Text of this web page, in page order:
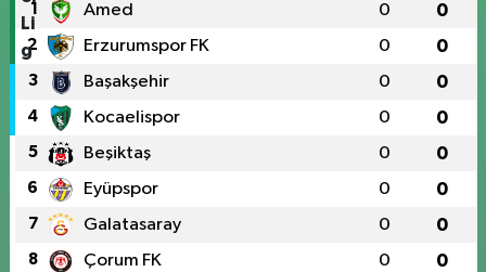
1 Amed 0 0
2 Erzurumspor FK 0 0
3 Başakşehir 0 0
4 Kocaelispor 0 0
5 Beşiktaş 0 0
6 Eyüpspor 0 0
7 Galatasaray 0 0
8 Çorum FK 0 0